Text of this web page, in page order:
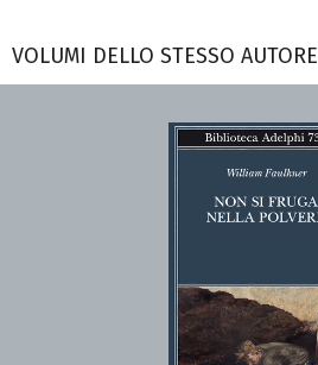
VOLUMI DELLO STESSO AUTORE